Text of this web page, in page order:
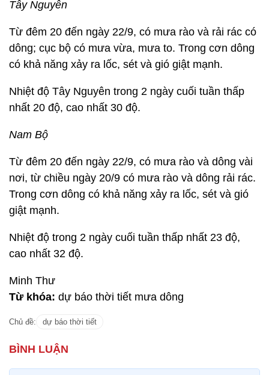
Tây Nguyên
Từ đêm 20 đến ngày 22/9, có mưa rào và rải rác có
dông; cục bộ có mưa vừa, mưa to. Trong cơn dông
có khả năng xảy ra lốc, sét và gió giật mạnh.
Nhiệt độ Tây Nguyên trong 2 ngày cuối tuần thấp
nhất 20 độ, cao nhất 30 độ.
Nam Bộ
Từ đêm 20 đến ngày 22/9, có mưa rào và dông vài
nơi, từ chiều ngày 20/9 có mưa rào và dông rải rác.
Trong cơn dông có khả năng xảy ra lốc, sét và gió
giật mạnh.
Nhiệt độ trong 2 ngày cuối tuần thấp nhất 23 độ,
cao nhất 32 độ.
Minh Thư
Từ khóa: dự báo thời tiết mưa dông
Chủ đề: dự báo thời tiết